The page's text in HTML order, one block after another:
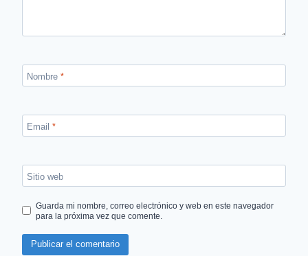
Nombre *
Email *
Sitio web
Guarda mi nombre, correo electrónico y web en este navegador
para la próxima vez que comente.